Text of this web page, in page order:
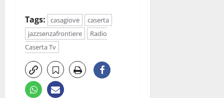
Tags: casagiove
caserta
jazzsenzafrontiere
Radio
Caserta Tv